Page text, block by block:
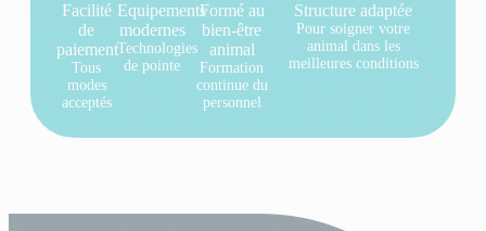
Facilité
de
paiement
Tous
modes
acceptés
Equipements
modernes
Technologies
de pointe
Formé au
bien-être
animal
Formation
continue du
personnel
Structure adaptée
Pour soigner votre
animal dans les
meilleures conditions